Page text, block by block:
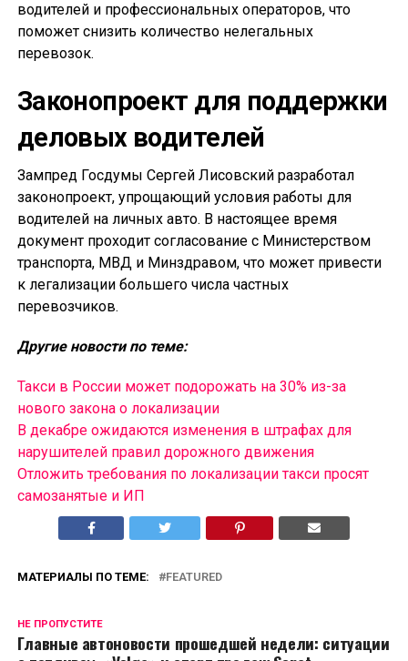
водителей и профессиональных операторов, что
поможет снизить количество нелегальных
перевозок.
Законопроект для поддержки
деловых водителей
Зампред Госдумы Сергей Лисовский разработал
законопроект, упрощающий условия работы для
водителей на личных авто. В настоящее время
документ проходит согласование с Министерством
транспорта, МВД и Минздравом, что может привести
к легализации большего числа частных
перевозчиков.
Другие новости по теме:
Такси в России может подорожать на 30% из-за
нового закона о локализации
В декабре ожидаются изменения в штрафах для
нарушителей правил дорожного движения
Отложить требования по локализации такси просят
самозанятые и ИП
МАТЕРИАЛЫ ПО ТЕМЕ: FEATURED
НЕ ПРОПУСТИТЕ
Главные автоновости прошедшей недели: ситуации